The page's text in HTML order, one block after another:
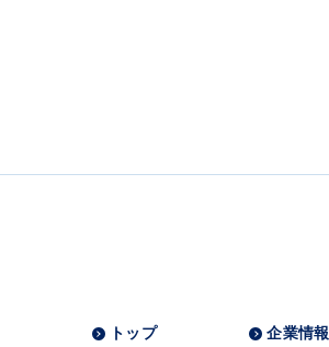
トップ 企業情報